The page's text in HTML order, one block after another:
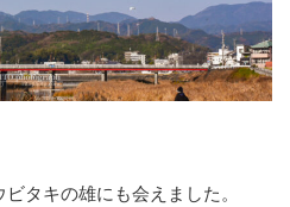
タキの雄にも会えました。